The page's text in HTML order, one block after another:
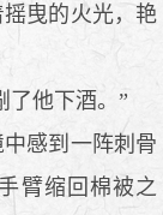
曳的火光，艳
他下酒。”
感到一阵刺骨
臂缩回棉被之